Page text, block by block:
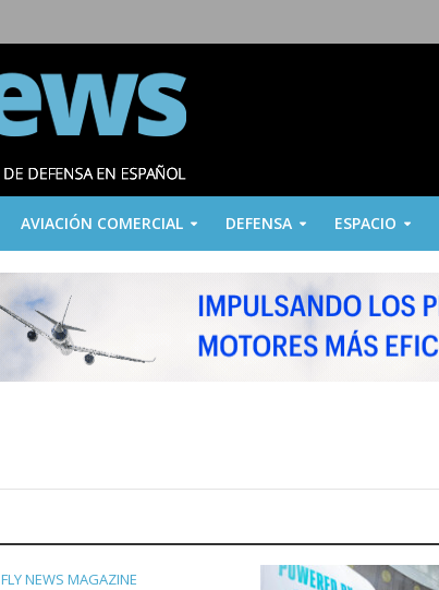
AVIACIÓN COMERCIAL DEFENSA ESPACIO
FLY NEWS MAGAZINE